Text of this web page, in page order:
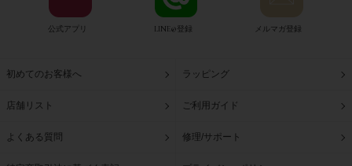
公式アプリ LINE@登録 メルマガ登録
初めてのお客様へ ラッピング
店舗リスト ご利用ガイド
よくある質問 修理/サポート